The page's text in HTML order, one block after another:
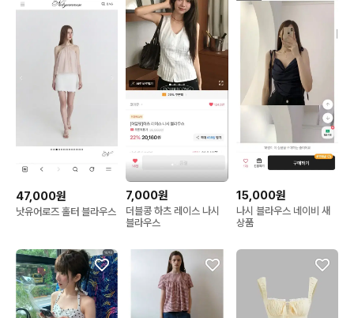
47,000원
낫유어로즈 홀터 블라우스
7,000원
더블콩 하츠 레이스 나시
블라우스
15,000원
나시 블라우스 네이비 새
상품